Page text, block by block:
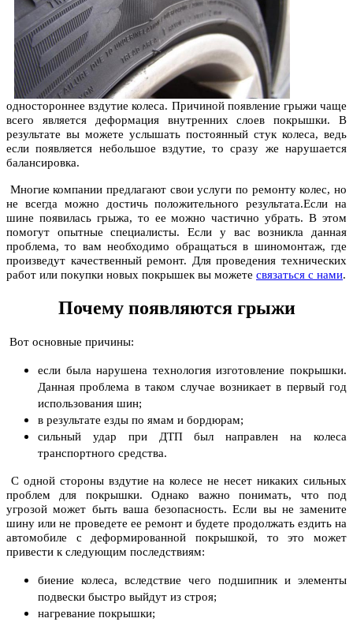
одностороннее вздутие колеса. Причиной появление грыжи чаще
всего является деформация внутренних слоев покрышки. В
результате вы можете услышать постоянный стук колеса, ведь
если появляется небольшое вздутие, то сразу же нарушается
балансировка.
Многие компании предлагают свои услуги по ремонту колес, но
не всегда можно достичь положительного результата.Если на
шине появилась грыжа, то ее можно частично убрать. В этом
помогут опытные специалисты. Если у вас возникла данная
проблема, то вам необходимо обращаться в шиномонтаж, где
произведут качественный ремонт. Для проведения технических
работ или покупки новых покрышек вы можете связаться с нами.
Почему появляются грыжи
Вот основные причины:
если была нарушена технология изготовление покрышки.
Данная проблема в таком случае возникает в первый год
использования шин;
в результате езды по ямам и бордюрам;
сильный удар при ДТП был направлен на колеса
транспортного средства.
С одной стороны вздутие на колесе не несет никаких сильных
проблем для покрышки. Однако важно понимать, что под
угрозой может быть ваша безопасность. Если вы не замените
шину или не проведете ее ремонт и будете продолжать ездить на
автомобиле с деформированной покрышкой, то это может
привести к следующим последствиям:
биение колеса, вследствие чего подшипник и элементы
подвески быстро выйдут из строя;
нагревание покрышки;